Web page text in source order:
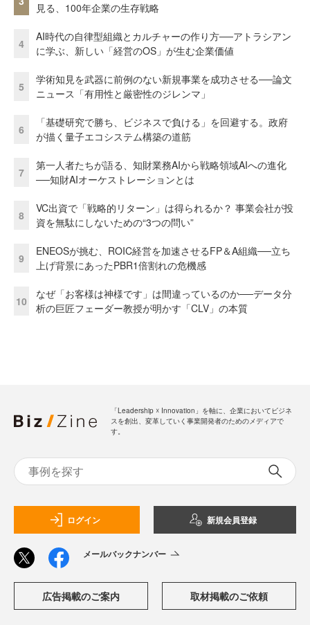
見る、100年企業の生存戦略
4
AI時代の自律型組織とカルチャーの作り方──アトラシアン
に学ぶ、新しい「経営のOS」が生む企業価値
5
学術知見を武器に前例のない新規事業を成功させる──論文
ニュース「有用性と厳密性のジレンマ」
6
「基礎研究で勝ち、ビジネスで負ける」を回避する。政府
が描く量子エコシステム構築の道筋
7
第一人者たちが語る、知財業務AIから戦略領域AIへの進化
──知財AIオーケストレーションとは
8
VC出資で「戦略的リターン」は得られるか？ 事業会社が投
資を無駄にしないための“3つの問い”
9
ENEOSが挑む、ROIC経営を加速させるFP＆A組織──立ち
上げ背景にあったPBR1倍割れの危機感
10
なぜ「お客様は神様です」は間違っているのか──データ分
析の巨匠フェーダー教授が明かす「CLV」の本質
「Leadership ☓ Innovation」を軸に、企業においてビジネ
スを創出、変革していく事業開発者のためのメディアで
す。
ログイン 新規会員登録
メールバックナンバー
広告掲載のご案内 取材掲載のご依頼